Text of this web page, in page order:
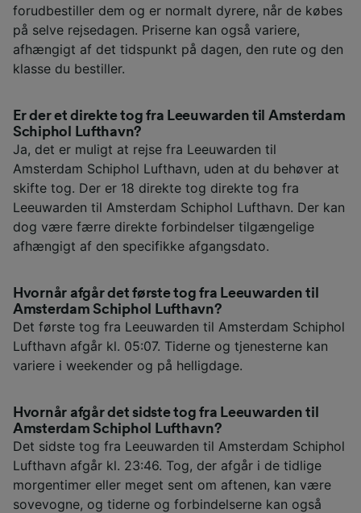
forudbestiller dem og er normalt dyrere, når de købes
på selve rejsedagen. Priserne kan også variere,
afhængigt af det tidspunkt på dagen, den rute og den
klasse du bestiller.
Er der et direkte tog fra Leeuwarden til Amsterdam
Schiphol Lufthavn?
Ja, det er muligt at rejse fra Leeuwarden til
Amsterdam Schiphol Lufthavn, uden at du behøver at
skifte tog. Der er 18 direkte tog direkte tog fra
Leeuwarden til Amsterdam Schiphol Lufthavn. Der kan
dog være færre direkte forbindelser tilgængelige
afhængigt af den specifikke afgangsdato.
Hvornår afgår det første tog fra Leeuwarden til
Amsterdam Schiphol Lufthavn?
Det første tog fra Leeuwarden til Amsterdam Schiphol
Lufthavn afgår kl. 05:07. Tiderne og tjenesterne kan
variere i weekender og på helligdage.
Hvornår afgår det sidste tog fra Leeuwarden til
Amsterdam Schiphol Lufthavn?
Det sidste tog fra Leeuwarden til Amsterdam Schiphol
Lufthavn afgår kl. 23:46. Tog, der afgår i de tidlige
morgentimer eller meget sent om aftenen, kan være
sovevogne, og tiderne og forbindelserne kan også